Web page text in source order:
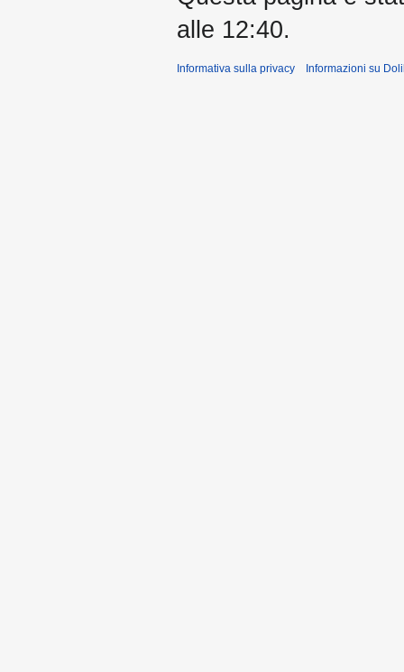
alle 12:40.
Informativa sulla privacy Informazioni su